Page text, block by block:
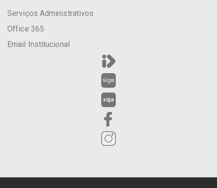
Serviços Administrativos
Office 365
Email Institucional